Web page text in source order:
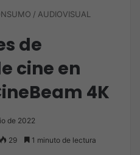
/ AUDIOVISUAL
de
cine en
4K
de 2022
29 1 minuto de lectura